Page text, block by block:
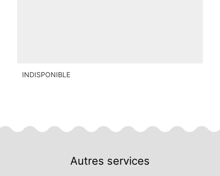
INDISPONIBLE
Autres services